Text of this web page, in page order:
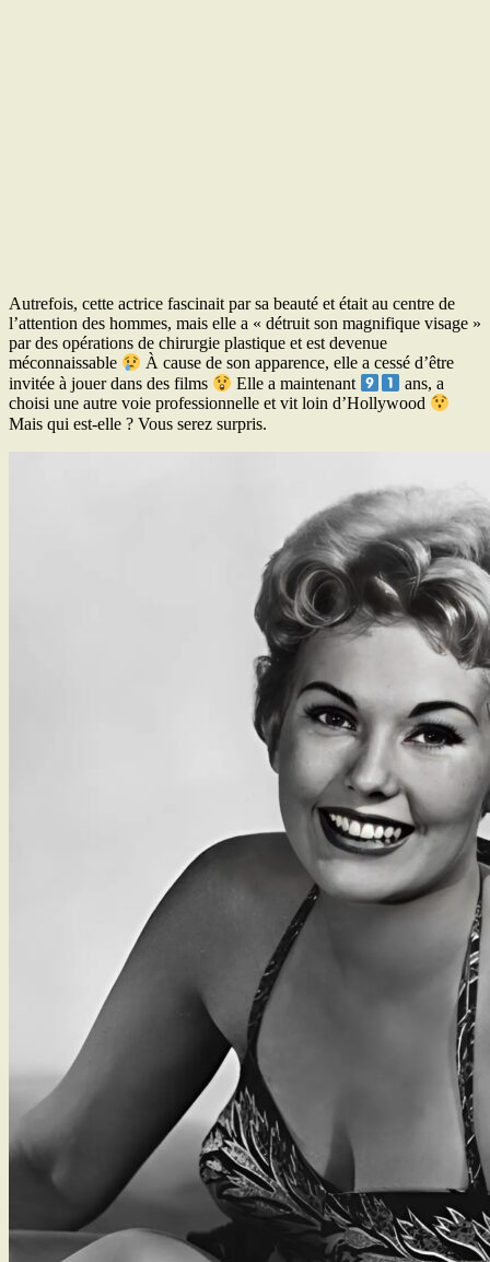
Autrefois, cette actrice fascinait par sa beauté et était au centre de
l’attention des hommes, mais elle a « détruit son magnifique visage »
par des opérations de chirurgie plastique et est devenue
méconnaissable
À cause de son apparence, elle a cessé d’être
invitée à jouer dans des films
Elle a maintenant
ans, a
choisi une autre voie professionnelle et vit loin d’Hollywood
Mais qui est-elle ? Vous serez surpris.